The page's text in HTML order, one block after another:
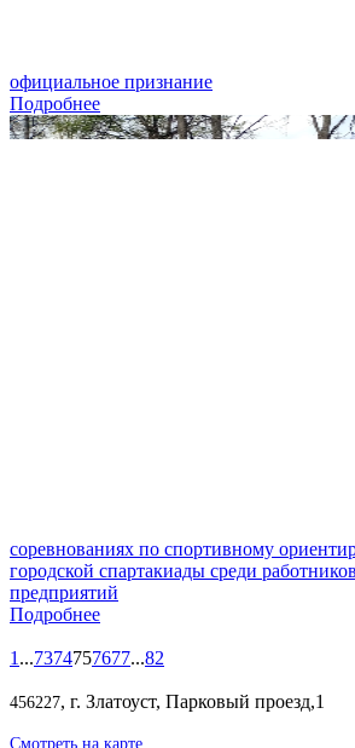
официальное признание
Подробнее
соревнованиях по спортивному
городской спартакиады среди
предприятий
Подробнее
1 ...7374757677...82
456227, г. Златоуст, Парковый проезд,1
Смотреть на карте